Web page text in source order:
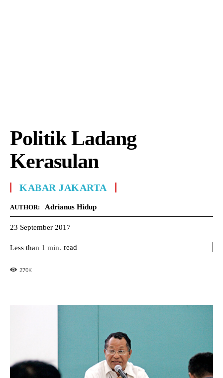
Politik Ladang
Kerasulan
KABAR JAKARTA
AUTHOR: Adrianus Hidup
23 September 2017
Less than 1 min. read
270K